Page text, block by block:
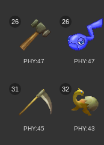
26
PHY:47
26
PHY:47
31
PHY:45
32
PHY:43